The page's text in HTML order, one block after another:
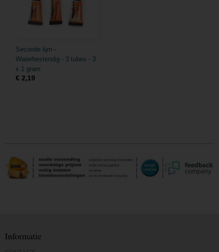
Seconde lijm -
Waterbestendig - 3 tubes - 3
x 1 gram
€ 2,19
Informatie